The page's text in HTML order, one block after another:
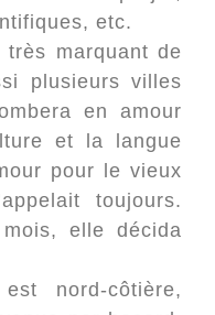
etc.
très marquant de
plusieurs villes
en amour
et la langue
pour le vieux
toujours.
elle décida
est nord-côtière,